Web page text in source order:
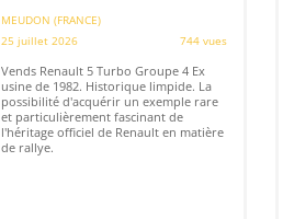
MEUDON (FRANCE)
25 juillet 2026
744 vues
Vends Renault 5 Turbo Groupe 4 Ex
usine de 1982. Historique limpide. La
possibilité d'acquérir un exemple rare
et particulièrement fascinant de
l'héritage officiel de Renault en matière
de rallye.